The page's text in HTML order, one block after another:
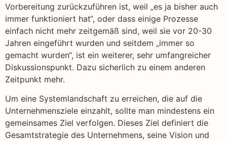
Vorbereitung zurückzuführen ist, weil „es ja bisher auch
immer funktioniert hat“, oder dass einige Prozesse
einfach nicht mehr zeitgemäß sind, weil sie vor 20-30
Jahren eingeführt wurden und seitdem „immer so
gemacht wurden“, ist ein weiterer, sehr umfangreicher
Diskussionspunkt. Dazu sicherlich zu einem anderen
Zeitpunkt mehr.
Um eine Systemlandschaft zu erreichen, die auf die
Unternehmensziele einzahlt, sollte man mindestens ein
gemeinsames Ziel verfolgen. Dieses Ziel definiert die
Gesamtstrategie des Unternehmens, seine Vision und